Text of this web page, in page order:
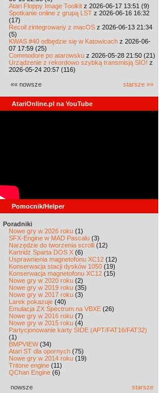
Atari Floppy Image Toolkit z 2026-06-17 13:51 (9)
Spotkanie online z grupą LST z 2026-06-16 16:32
(17)
Recoil zintegrowany z macOS z 2026-06-13 21:34
(5)
KWAS #40 odbędzie się w Katowicach z 2026-06-
07 17:59 (25)
Commodore po atarowsku z 2026-05-28 21:50 (21)
Urządzenie z rekordowo szybką transmisją SIO! z
2026-05-24 20:57 (116)
«« nowsze starsze »»
AtariOnline.pl na YouTube
Pomocnik/Helper
Poradniki
Nowe gry w 2026 roku (1)
SFX-Engine w MAD Pascalu (3)
Narzędzie do tworzenia scrolli (12)
Kartridż Sparta DOS X (6)
Usprawnienia magnetofonu XC12 (12)
Konserwacja stacji dysków 1050 (19)
Konserwacja magnetofonu XC12 (15)
Nowe gry w 2020 roku (2)
Nowe gry w 2019 roku (35)
Nowe gry w 2017 roku (3)
Larek pokazuje (40)
Emulacja ZX Spectrum na VBXE (26)
Nowe gry w 2016 roku (7)
Nowe gry w 2015 roku (4)
Partycjonowanie karty SIDE (APT/FAT16/FAT32)
(1)
BMPVIEW(34)
Atari ST dla opornych (75)
Nowe gry w 2014 roku (19)
Tritone engine (11)
QChan Engine (6)
nowsze starsze